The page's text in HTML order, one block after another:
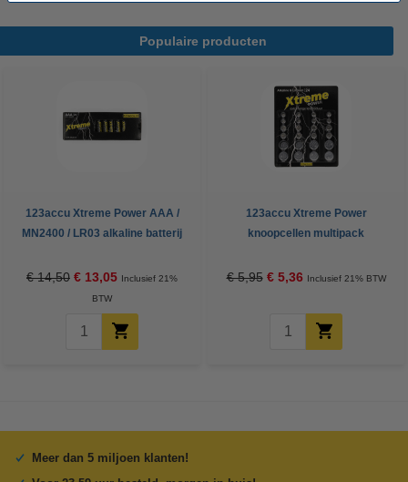
Populaire producten
123accu Xtreme Power AAA /
MN2400 / LR03 alkaline batterij
€ 14,50 € 13,05 Inclusief 21%
BTW
123accu Xtreme Power
knoopcellen multipack
€ 5,95 € 5,36 Inclusief 21% BTW
Meer dan 5 miljoen klanten!